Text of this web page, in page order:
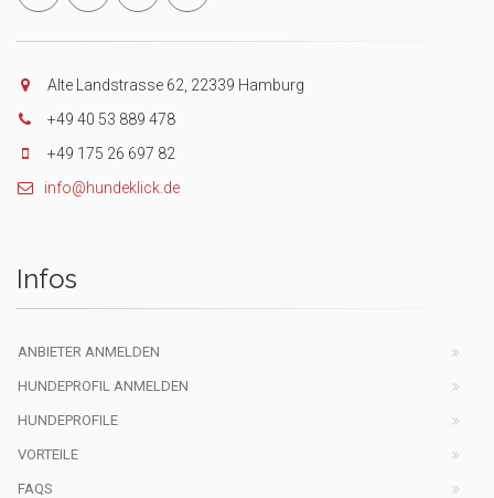
Alte Landstrasse 62, 22339 Hamburg
+49 40 53 889 478
+49 175 26 697 82
info@hundeklick.de
Infos
ANBIETER ANMELDEN
HUNDEPROFIL ANMELDEN
HUNDEPROFILE
VORTEILE
FAQS